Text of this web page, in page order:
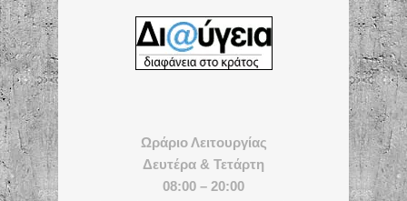
Ωράριο Λειτουργίας
Δευτέρα & Τετάρτη
08:00 – 20:00